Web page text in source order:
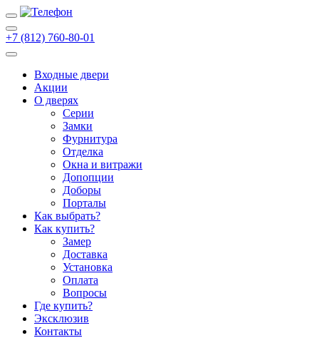
+7 (812) 760-80-01
Входные двери
Акции
О дверях
Cерии
Замки
Фурнитура
Отделка
Окна и витражи
Допопции
Доборы
Порталы
Как выбрать?
Как купить?
Замер
Доставка
Установка
Оплата
Вопросы
Где купить?
Эксклюзив
Контакты